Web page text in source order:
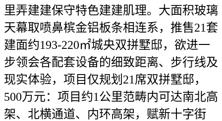
里弄建建保守特色建建肌理。大面积玻璃
天幕取喷鼻槟金铝板条相连系，推售21套
建面约193-220㎡城央双拼墅邸，欲进一
步领会各配套设备的细致距离、步行线及
现实体验，项目仅规划21席双拼墅邸，
500万元：项目约1公里范畴内可达南北高
架、北横通道、内环高架，赋新十字街